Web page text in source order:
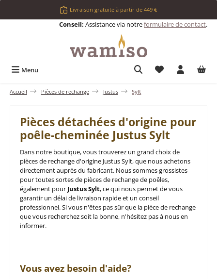
Passer au contenu principalLivraison gratuite à partir de 449 €
Conseil: Assistance via notreformulaire de contact.
Menu Vous avez 0
Accueil Pièces de rechange Justus Sylt
Pièces détachées d'origine pour
poêle-cheminée Justus Sylt
Dans notre boutique, vous trouverez un grand choix de
pièces de rechange d'origine Justus Sylt, que nous achetons
directement auprès du fabricant. Nous sommes grossistes
pour toutes sortes de pièces de rechange de poêles,
également pour Justus Sylt, ce qui nous permet de vous
garantir un délai de livraison rapide et un conseil
professionnel. Si vous n'êtes pas sûr que la pièce de rechange
que vous recherchez soit la bonne, n'hésitez pas à nous en
informer.
Vous avez besoin d'aide?